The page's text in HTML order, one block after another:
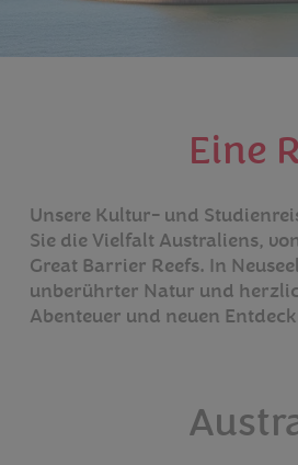
Eine
Unsere Kultur- und
Sie die Vielfalt Australiens,
Great Barrier Reefs. In
unberührter Natur und
Abenteuer und neuen